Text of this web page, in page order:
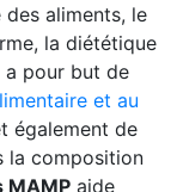
des aliments, le
la diététique
a pour but de
et au
également de
la composition
MAMPaide